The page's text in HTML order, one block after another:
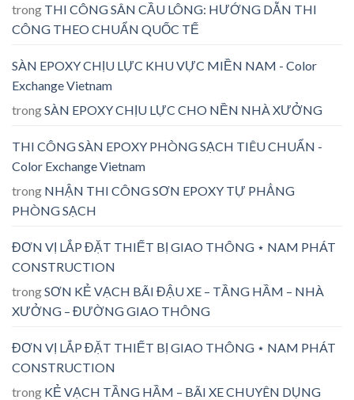
trong THI CÔNG SÂN CẦU LÔNG: HƯỚNG DẪN THI
CÔNG THEO CHUẨN QUỐC TẾ
SÀN EPOXY CHỊU LỰC KHU VỰC MIỀN NAM - Color
Exchange Vietnam
trongSÀN EPOXY CHỊU LỰC CHO NỀN NHÀ XƯỞNG
THI CÔNG SÀN EPOXY PHÒNG SẠCH TIÊU CHUẨN -
Color Exchange Vietnam
trong NHẬN THI CÔNG SƠN EPOXY TỰ PHẲNG
PHÒNG SẠCH
ĐƠN VỊ LẮP ĐẶT THIẾT BỊ GIAO THÔNG ⋆ NAM PHÁT
CONSTRUCTION
trongSƠN KẺ VẠCH BÃI ĐẬU XE – TẦNG HẦM – NHÀ
XƯỞNG – ĐƯỜNG GIAO THÔNG
ĐƠN VỊ LẮP ĐẶT THIẾT BỊ GIAO THÔNG ⋆ NAM PHÁT
CONSTRUCTION
trong KẺ VẠCH TẦNG HẦM – BÃI XE CHUYÊN DỤNG